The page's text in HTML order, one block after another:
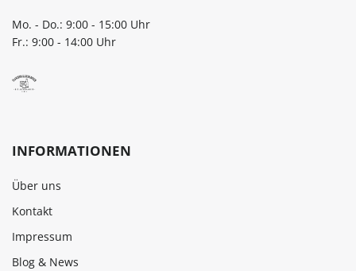
Mo. - Do.: 9:00 - 15:00 Uhr
Fr.: 9:00 - 14:00 Uhr
INFORMATIONEN
Über uns
Kontakt
Impressum
Blog & News